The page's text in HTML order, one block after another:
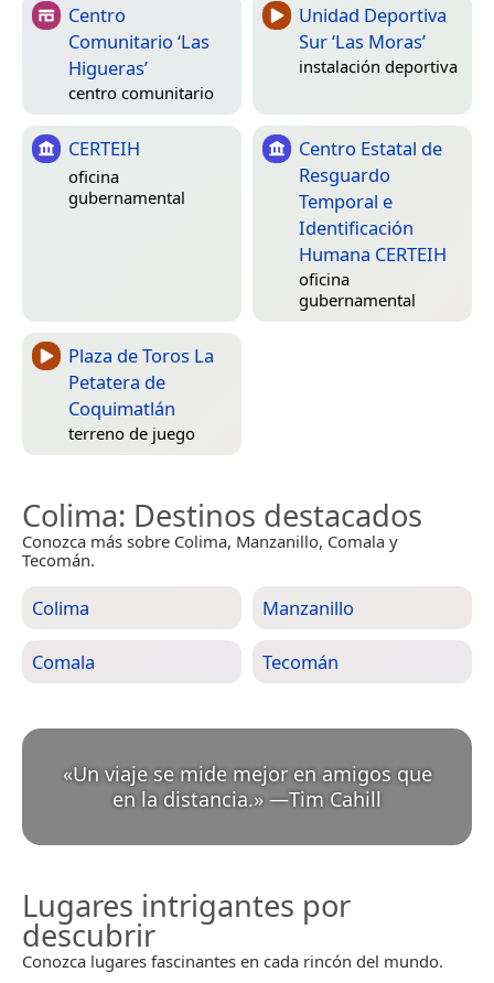
Centro
Comunitario ‘Las
Higueras’
centro comunitario
Unidad Deportiva
Sur ‘Las Moras’
instalación deportiva
CERTEIH
oficina
gubernamental
Centro Estatal de
Resguardo
Temporal e
Identificación
Humana CERTEIH
oficina
gubernamental
Plaza de Toros La
Petatera de
Coquimatlán
terreno de juego
Colima: Destinos destacados
Conozca más sobre Colima, Manzanillo, Comala y
Tecomán.
Colima Manzanillo
Comala Tecomán
«Un viaje se mide mejor en amigos que
en la distancia.» —Tim Cahill
Lugares intrigantes por
descubrir
Conozca lugares fascinantes en cada rincón del mundo.